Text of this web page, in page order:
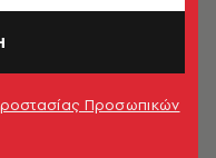
Προσωπικών